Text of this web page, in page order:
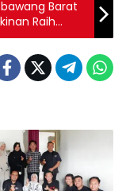
Barat
Raih
Wakil